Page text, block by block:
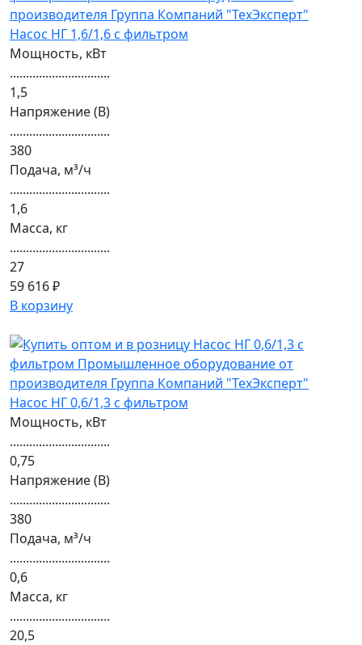
Насос НГ 1,6/1,6 с фильтром
Мощность, кВт
...............................
1,5
Напряжение (В)
...............................
380
Подача, м³/ч
...............................
1,6
Масса, кг
...............................
27
59 616 ₽
В корзину
Насос НГ 0,6/1,3 с фильтром
Мощность, кВт
...............................
0,75
Напряжение (В)
...............................
380
Подача, м³/ч
...............................
0,6
Масса, кг
...............................
20,5